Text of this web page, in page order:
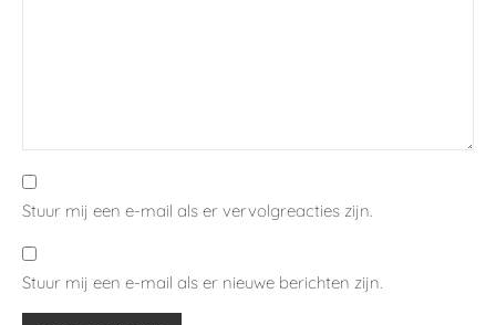
Stuur mij een e-mail als er vervolgreacties zijn.
Stuur mij een e-mail als er nieuwe berichten zijn.